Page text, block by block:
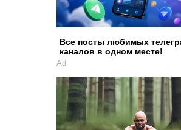
Все посты любимых
каналов в одном месте!
Ad